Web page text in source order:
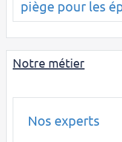
piège pour les
Notre métier
Nos experts